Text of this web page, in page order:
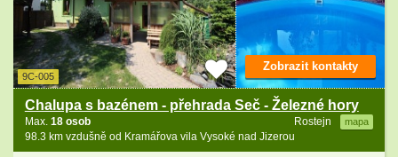
9C-005
Chalupa s bazénem - přehrada Seč - Železné hory
Rostejn mapa
Max. 18 osob
98.3 km vzdušně od Kramářova vila Vysoké nad Jizerou
Zobrazit kontakty